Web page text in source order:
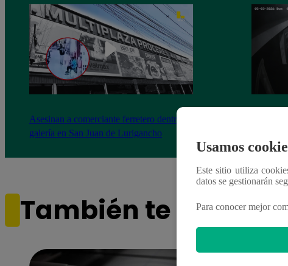
Asesinan a comerciante ferretero dentro de
galería en San Juan de Lurigancho
También te puede
Usamos
Este sitio utiliza
datos se gestionarán
Para conocer mejor